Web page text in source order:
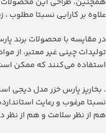
علاوه بر کارایی نسبتا مطلوب
در مقایسه با محصولات برند
تولیدات چینی غیر معتبر، از
استفاده می‌کنند که ممکن
. ‫بخارپز پارس خزر مدل دیجی
نسبتا مرغوب و رعایت
هم از نظر سلامت و هم از نظر